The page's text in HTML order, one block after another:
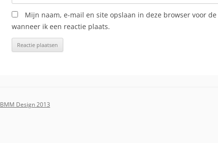
Mijn naam, e-mail en site opslaan in deze browser voor
wanneer ik een reactie plaats.
BMM Design 2013